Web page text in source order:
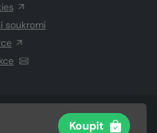
Koupit
soukromí
CENTER a.s.a dodavatelé